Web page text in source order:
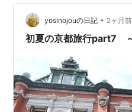
併でクソデカになった割と
幹線…yosinojouの日記 • 2ヶ月前
初夏の京都旅行part7